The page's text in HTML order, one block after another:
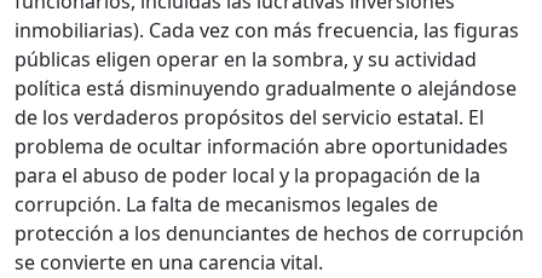
inmobiliarias). Cada vez con más frecuencia, las figuras
públicas eligen operar en la sombra, y su actividad
política está disminuyendo gradualmente o alejándose
de los verdaderos propósitos del servicio estatal. El
problema de ocultar información abre oportunidades
para el abuso de poder local y la propagación de la
corrupción. La falta de mecanismos legales de
protección a los denunciantes de hechos de corrupción
se convierte en una carencia vital.